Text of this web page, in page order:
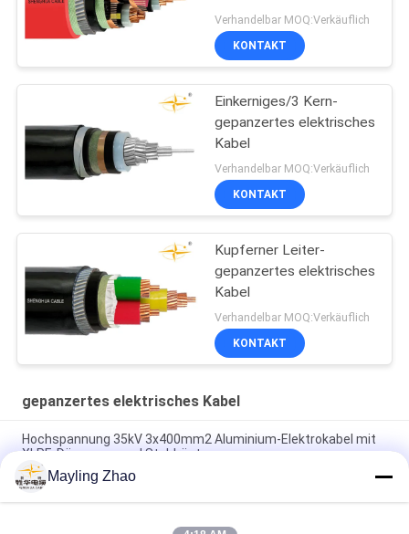
Verhandelbar MOQ:Verkäuflich
KONTAKT
Einkerniges/3 Kern-
gepanzertes elektrisches
Kabel
Verhandelbar MOQ:Verkäuflich
KONTAKT
Kupferner Leiter-
gepanzertes elektrisches
Kabel
Verhandelbar MOQ:Verkäuflich
KONTAKT
gepanzertes elektrisches Kabel
Hochspannung 35kV 3x400mm2 Aluminium-Elektrokabel mit
XLPE-Dämmung und Stahlrüstung
Robustes 33-kV-gepanzertes Elektrokabel für industrielle
Stromverteilungsnetze
Mayling Zhao